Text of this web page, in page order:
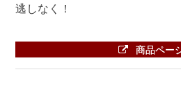
逃しなく！
商品ペー